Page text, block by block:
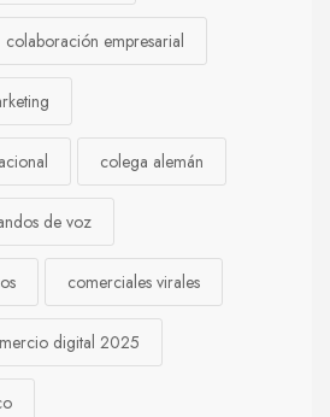
colaboración empresarial
colega alemán
de voz
comerciales virales
digital 2025